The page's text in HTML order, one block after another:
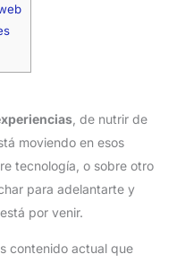
, de nutrir de
moviendo en esos
tecnología, o sobre otro
para adelantarte y
por venir.
contenido actual que